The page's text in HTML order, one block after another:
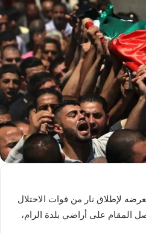
لإطلاق نار من قوات الاحتلال
المقام على أراضي بلدة الرام،